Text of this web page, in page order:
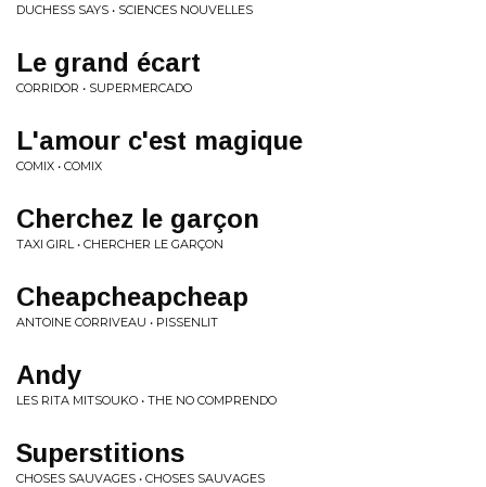
DUCHESS SAYS • SCIENCES NOUVELLES
Le grand écart
CORRIDOR • SUPERMERCADO
L'amour c'est magique
COMIX • COMIX
Cherchez le garçon
TAXI GIRL • CHERCHER LE GARÇON
Cheapcheapcheap
ANTOINE CORRIVEAU • PISSENLIT
Andy
LES RITA MITSOUKO • THE NO COMPRENDO
Superstitions
CHOSES SAUVAGES • CHOSES SAUVAGES